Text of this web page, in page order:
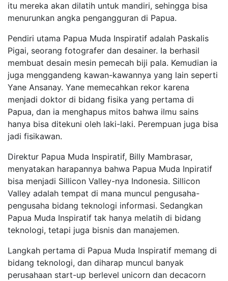
itu mereka akan dilatih untuk mandiri, sehingga bisa
menurunkan angka pengangguran di Papua.
Pendiri utama Papua Muda Inspiratif adalah Paskalis
Pigai, seorang fotografer dan desainer. Ia berhasil
membuat desain mesin pemecah biji pala. Kemudian ia
juga menggandeng kawan-kawannya yang lain seperti
Yane Ansanay. Yane memecahkan rekor karena
menjadi doktor di bidang fisika yang pertama di
Papua, dan ia menghapus mitos bahwa ilmu sains
hanya bisa ditekuni oleh laki-laki. Perempuan juga bisa
jadi fisikawan.
Direktur Papua Muda Inspiratif, Billy Mambrasar,
menyatakan harapannya bahwa Papua Muda Inpiratif
bisa menjadi Sillicon Valley-nya Indonesia. Sillicon
Valley adalah tempat di mana muncul pengusaha-
pengusaha bidang teknologi informasi. Sedangkan
Papua Muda Inspiratif tak hanya melatih di bidang
teknologi, tetapi juga bisnis dan manajemen.
Langkah pertama di Papua Muda Inspiratif memang di
bidang teknologi, dan diharap muncul banyak
perusahaan start-up berlevel unicorn dan decacorn